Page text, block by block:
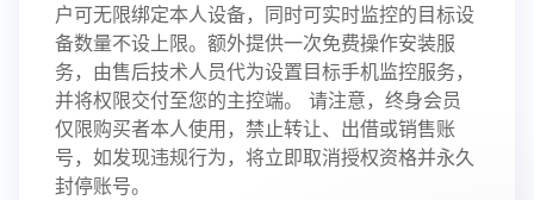
2024-03-16 V3.5
户可无限绑定本人设备，同时可实时监控的目标设
备数量不设上限。额外提供一次免费操作安装服
务，由售后技术人员代为设置目标手机监控服务，
并将权限交付至您的主控端。 请注意，终身会员
仅限购买者本人使用，禁止转让、出借或销售账
号，如发现违规行为，将立即取消授权资格并永久
封停账号。